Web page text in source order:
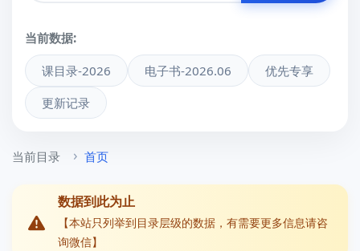
当前数据:
课目录-2026 电子书-2026.06
优先专享
更新记录
当前目录 首页
数据到此为止
【本站只列举到目录层级的数据，有需要更多信息请咨
询微信】